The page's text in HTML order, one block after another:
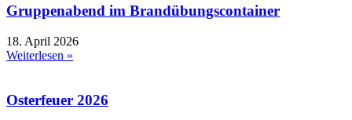
Gruppenabend im Brandübungscontainer
18. April 2026
Weiterlesen »
Osterfeuer 2026